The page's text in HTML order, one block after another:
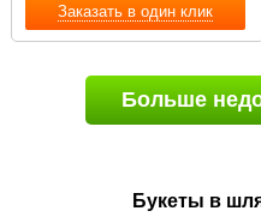
Заказать в один клик
Больше
Букеты в